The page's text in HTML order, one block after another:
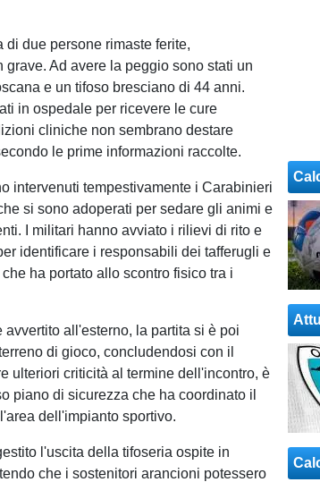
di due persone rimaste ferite,
grave. Ad avere la peggio sono stati un
e un tifoso bresciano di 44 anni.
in ospedale per ricevere le cure
cliniche non sembrano destare
le prime informazioni raccolte.
intervenuti tempestivamente i Carabinieri
si sono adoperati per sedare gli animi e
I militari hanno avviato i rilievi di rito e
identificare i responsabili dei tafferugli e
ha portato allo scontro fisico tra i
all'esterno, la partita si è poi
di gioco, concludendosi con il
ulteriori criticità al termine dell'incontro, è
piano di sicurezza che ha coordinato il
dell'impianto sportivo.
l'uscita della tifoseria ospite in
che i sostenitori arancioni potessero